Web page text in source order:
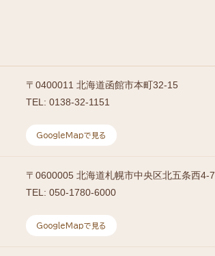
〒 0400011 北海道函館市本町32-15
TEL: 0138-32-1151
GoogleMapで見る
〒 0600005 北海道札幌市中央区北五条西4-7
TEL: 050-1780-6000
GoogleMapで見る